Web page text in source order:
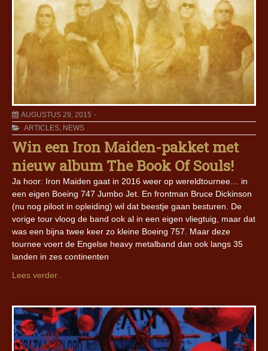
AUGUSTUS 29, 2015
ARTICLES, NEWS
Win een Iron Maiden-pakket met
nieuw album The Book Of Souls!
Ja hoor: Iron Maiden gaat in 2016 weer op wereldtournee… in
een eigen Boeing 747 Jumbo Jet. En frontman Bruce Dickinson
(nu nog piloot in opleiding) wil dat beestje gaan besturen. De
vorige tour vloog de band ook al in een eigen vliegtuig, maar dat
was een bijna twee keer zo kleine Boeing 757. Maar deze
tournee voert de Engelse heavy metalband dan ook langs 35
landen in zes continenten
Lees verder..